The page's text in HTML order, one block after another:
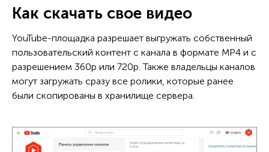
Как скачать свое видео
YouTube-площадка разрешает выгружать собственный
пользовательский контент с канала в формате MP4 и с
разрешением 360p или 720p. Также владельцы каналов
могут загружать сразу все ролики, которые ранее
были скопированы в хранилище сервера.